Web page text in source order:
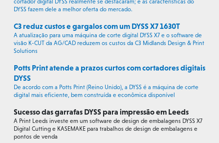
DYSS fazem dele a melhor oferta do mercado.
C3 reduz custos e gargalos com um DYSS X7 1630T
A atualização para uma máquina de corte digital DYSS X7 e o software de
visão K-CUT da AG/CAD reduzem os custos da C3 Midlands Design & Print
Solutions
Potts Print atende a prazos curtos com cortadores digitais
DYSS
De acordo com a Potts Print (Reino Unido), a DYSS é a máquina de corte
digital mais eficiente, bem construída e econômica disponível
Sucesso das garrafas DYSS para impressão em Leeds
A Print Leeds investe em um software de design de embalagens DYSS X7
Digital Cutting e KASEMAKE para trabalhos de design de embalagens e
pontos de venda